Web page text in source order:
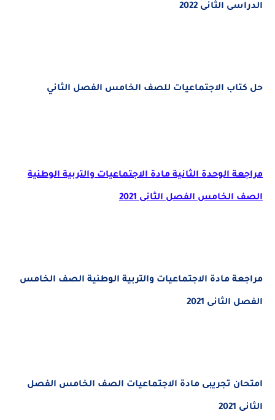
الدراسى الثانى 2022
حل كتاب الاجتماعيات للصف الخامس الفصل الثاني
مراجعة الوحدة الثانية مادة الاجتماعيات والتربية الوطنية
الصف الخامس الفصل الثانى 2021
مراجعة مادة الاجتماعيات والتربية الوطنية الصف الخامس
الفصل الثانى 2021
امتحان تجريبى مادة الاجتماعيات الصف الخامس الفصل
الثانى 2021